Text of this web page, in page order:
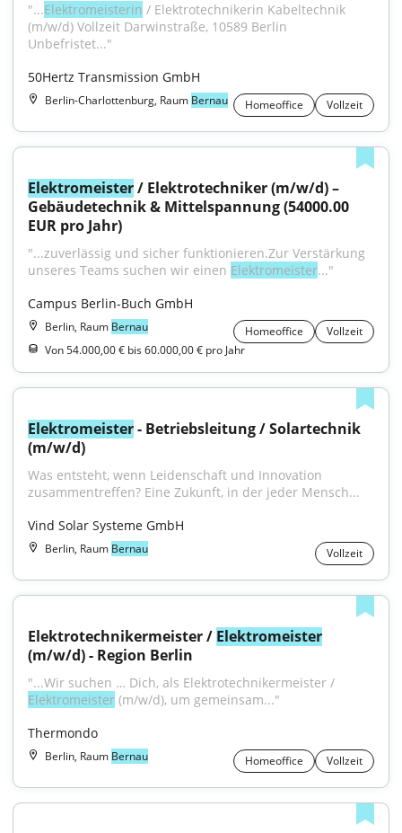
"...Elektromeisterin / Elektrotechnikerin Kabeltechnik
(m/w/d) Vollzeit Darwinstraße, 10589 Berlin
Unbefristet..."
50Hertz Transmission GmbH
Berlin-Charlottenburg, Raum Bernau Homeoffice Vollzeit
Elektromeister / Elektrotechniker (m/w/d) –
Gebäudetechnik & Mittelspannung (54000.00
EUR pro Jahr)
"...zuverlässig und sicher funktionieren.Zur Verstärkung
unseres Teams suchen wir einen Elektromeister..."
Campus Berlin-Buch GmbH
Berlin, Raum Bernau Homeoffice
Vollzeit
Von 54.000,00 € bis 60.000,00 € pro Jahr
Elektromeister - Betriebsleitung / Solartechnik
(m/w/d)
Was entsteht, wenn Leidenschaft und Innovation
zusammentreffen? Eine Zukunft, in der jeder Mensch...
Vind Solar Systeme GmbH
Berlin, Raum Bernau Vollzeit
Elektrotechnikermeister / Elektromeister
(m/w/d) - Region Berlin
Elektromeister (m/w/d), um gemeinsam..."
Thermondo
Berlin, Raum Bernau Homeoffice Vollzeit